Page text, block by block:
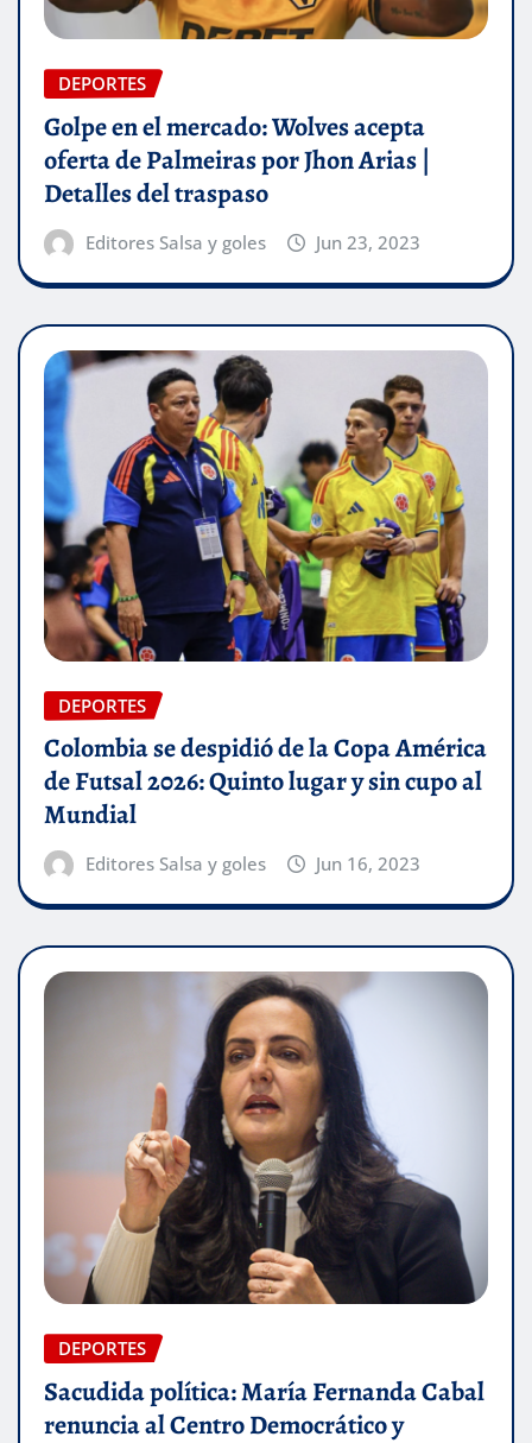
DEPORTES
Golpe en el mercado: Wolves acepta
oferta de Palmeiras por Jhon Arias |
Detalles del traspaso
Editores Salsa y goles Jun 23, 2023
DEPORTES
Colombia se despidió de la Copa América
de Futsal 2026: Quinto lugar y sin cupo al
Mundial
Editores Salsa y goles Jun 16, 2023
DEPORTES
Sacudida política: María Fernanda Cabal
renuncia al Centro Democrático y